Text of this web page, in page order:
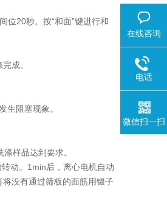
位20秒。按“和面”键进行和
成。
生阻塞现象。
样品达到要求。
动。1min后，离心电机自动
没有通过筛板的面筋用镊子
在线咨询
电话
微信扫一扫